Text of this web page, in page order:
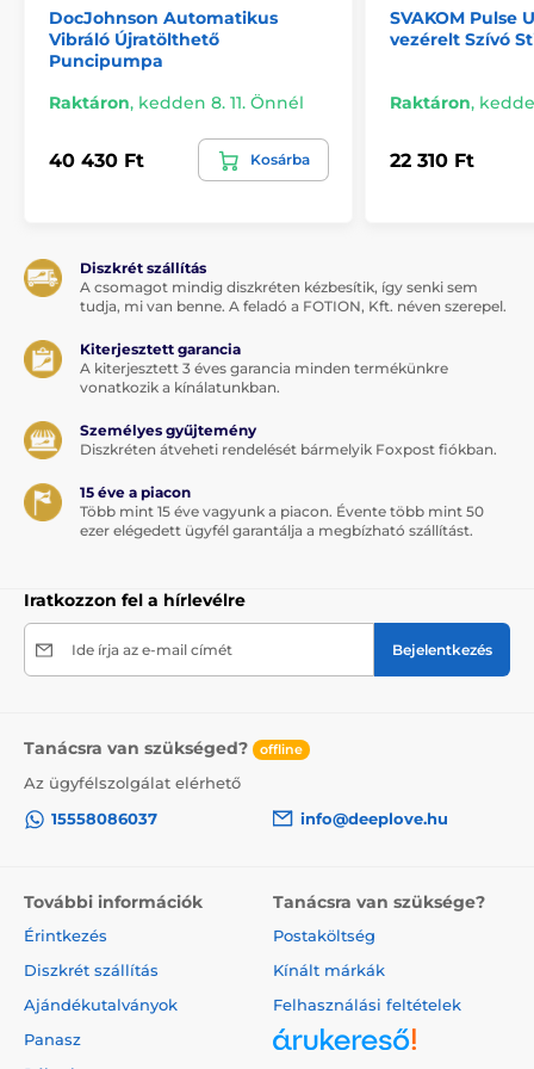
károsíthatják az anyagot).
Az eszköz kikapcsolásához nyomd meg a gombot 3
másodpercig.
Használat előtt és után mindig alaposan tisztítsd
meg a terméket. Mosd le vízzel és szappannal vagy
játéktisztítóval, majd töröld szárazra szöszmentes
puha törölközővel. Ne használj alkoholt, benzint
közvetlen napfénytől és extrém hőtől.
HOGYAN TÖLTSD:
és csatlakoztasd a mágneses töltőt.
termék töltődik. Amikor teljesen feltöltődött, a
fények nem villognak tovább.
Csak eredeti töltőkábelt és minőségi USB adaptert
használj.
Multifunkcionális vibrátorok
Csiklóvibrátorok
Egyéb klitorális stimulátorok
DocJohnson Automatikus
Vibráló Újratölthető
Puncipumpa
Raktáron, kedden 8. 11. Önnél
40 430 Ft Kosárba
SVAKOM Pulse
vezérelt Szívó
Raktáron,
22 310 Ft
Diszkrét szállítás
A csomagot mindig diszkréten kézbesítik, így senki sem
tudja, mi van benne. A feladó a FOTION, Kft. néven szerepel.
Kiterjesztett garancia
A kiterjesztett 3 éves garancia minden termékünkre
vonatkozik a kínálatunkban.
Személyes gyűjtemény
Diszkréten átveheti rendelését bármelyik Foxpost fiókban.
15 éve a piacon
Több mint 15 éve vagyunk a piacon. Évente több mint 50
ezer elégedett ügyfél garantálja a megbízható szállítást.
Iratkozzon fel a hírlevélre
Ide írja az e-mail címét Bejelentkezés
Tanácsra van szükséged? offline
Az ügyfélszolgálat elérhető
15558086037
info@deeplove.hu
További információk
Érintkezés
Diszkrét szállítás
Ajándékutalványok
Panasz
Tanácsra van szüksége?
Postaköltség
Kínált márkák
Felhasználási feltételek